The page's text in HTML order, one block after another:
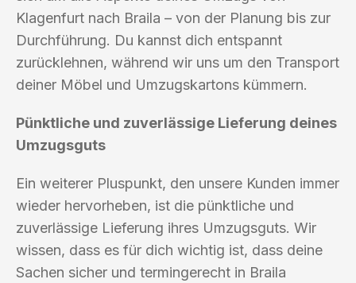
Klagenfurt nach Braila – von der Planung bis zur
Durchführung. Du kannst dich entspannt
zurücklehnen, während wir uns um den Transport
deiner Möbel und Umzugskartons kümmern.
Pünktliche und zuverlässige Lieferung deines
Umzugsguts
Ein weiterer Pluspunkt, den unsere Kunden immer
wieder hervorheben, ist die pünktliche und
zuverlässige Lieferung ihres Umzugsguts. Wir
wissen, dass es für dich wichtig ist, dass deine
Sachen sicher und termingerecht in Braila